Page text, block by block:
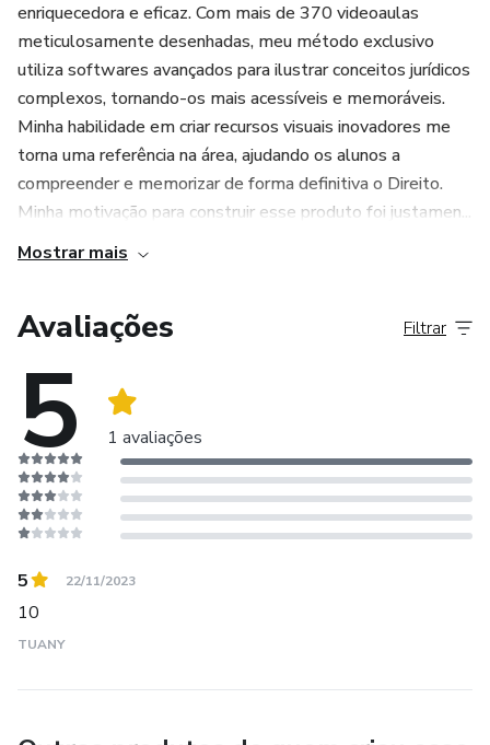
enriquecedora e eficaz. Com mais de 370 videoaulas
meticulosamente desenhadas, meu método exclusivo
utiliza softwares avançados para ilustrar conceitos jurídicos
complexos, tornando-os mais acessíveis e memoráveis.
Minha habilidade em criar recursos visuais inovadores me
torna uma referência na área, ajudando os alunos a
compreender e memorizar de forma definitiva o Direito.
Minha motivação para construir esse produto foi justamen...
Mostrar mais
Avaliações
5 1 avaliações
Filtrar
5 22/11/2023
10
TUANY